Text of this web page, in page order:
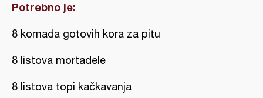
Potrebno je:
8 komada gotovih kora za pitu
8 listova mortadele
8 listova topi kačkavanja